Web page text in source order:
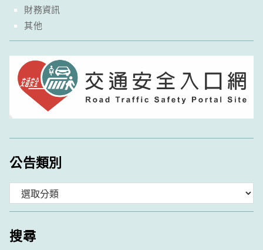
財務資訊
其他
公告類別
類
搜尋